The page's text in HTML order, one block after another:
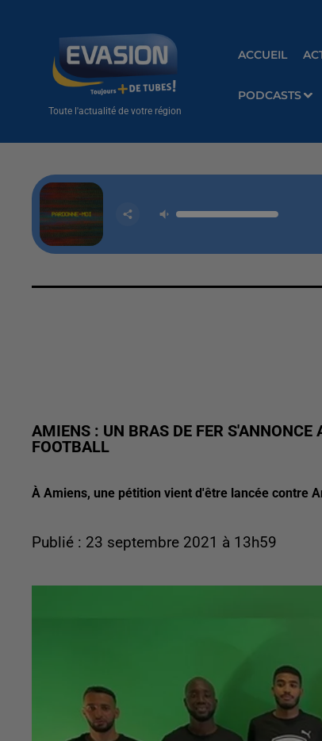
Toute l'actualité de votre région
ACCUEIL
PODCASTS
AMIENS : UN BRAS DE FER
FOOTBALL
À Amiens, une pétition vient d'être lancée contre
Publié : 23 septembre 2021 à 13h59